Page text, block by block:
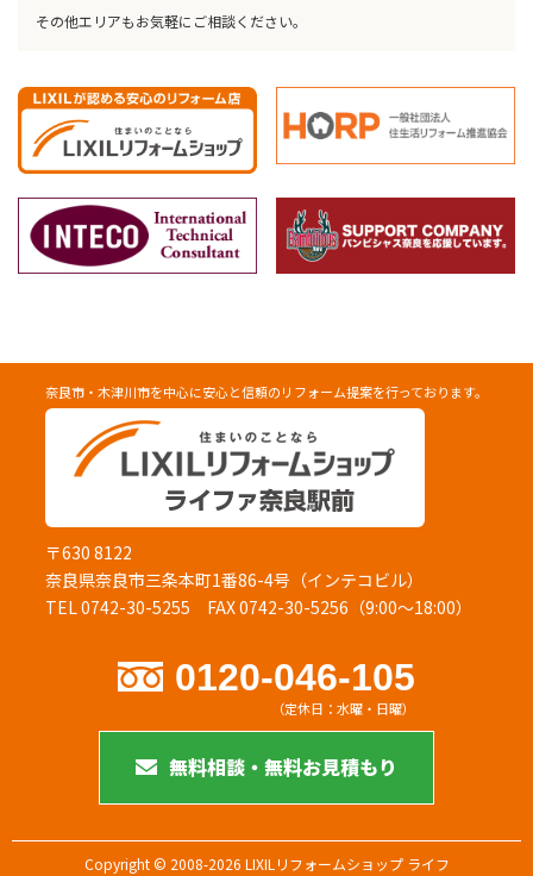
その他エリアもお気軽にご相談ください。
奈良市・木津川市を中心に安心と信頼のリフォーム提案を行っております。
〒630 8122
奈良県奈良市三条本町1番86-4号（インテコビル）
TEL 0742-30-5255 FAX 0742-30-5256（9:00～18:00）
0120-046-105
（定休日：水曜・日曜）
無料相談・無料お見積もり
Copyright © 2008-2026 LIXILリフォームショップ ライフ